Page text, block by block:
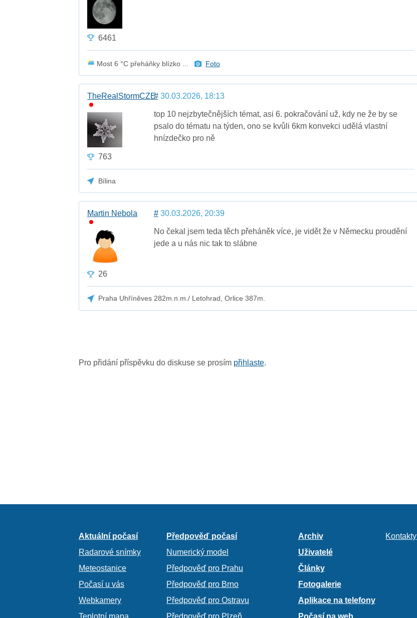
6461
Most 6 °C přeháňky blízko ... Foto
TheRealStormCZE
763
#30.03.2026, 18:13
top 10 nejzbytečnějších témat, asi 6. pokračování už, kdy ne že by se
psalo do tématu na týden, ono se kvůli 6km konvekci udělá vlastní
hnízdečko pro ně
Bílina
Martin Nebola
26
#30.03.2026, 20:39
No čekal jsem teda těch přeháněk více, je vidět že v Německu proudění
jede a u nás nic tak to slábne
Praha Uhříněves 282m.n.m./ Letohrad, Orlice 387m.
Pro přidání příspěvku do diskuse se prosím přihlaste.
Aktuální počasí
Radarové snímky
Meteostanice
Počasí u vás
Webkamery
Teplotní mapa
Předpověď počasí
Numerický model
Předpověď pro Prahu
Předpověď pro Brno
Předpověď pro Ostravu
Předpověď pro Plzeň
Archiv
Uživatelé
Články
Fotogalerie
Aplikace na telefony
Počasí na web
Kontakty